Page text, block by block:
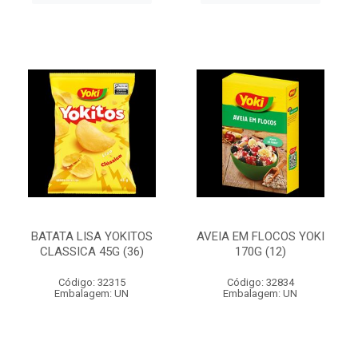
BATATA LISA YOKITOS
CLASSICA 45G (36)
Código: 32315
Embalagem: UN
AVEIA EM FLOCOS YOKI
170G (12)
Código: 32834
Embalagem: UN